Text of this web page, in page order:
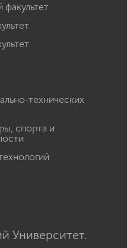
факультет
технических
спорта и
Университет.